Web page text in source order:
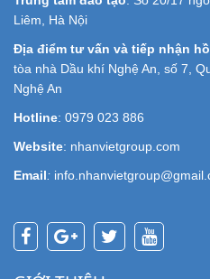
Liêm, Hà Nội
Địa điểm tư vấn và tiếp nhận
tòa nhà Dầu khí Nghệ An, số 7,
Nghệ An
Hotline: 0979 023 886
Website: nhanvietgroup.com
Email: